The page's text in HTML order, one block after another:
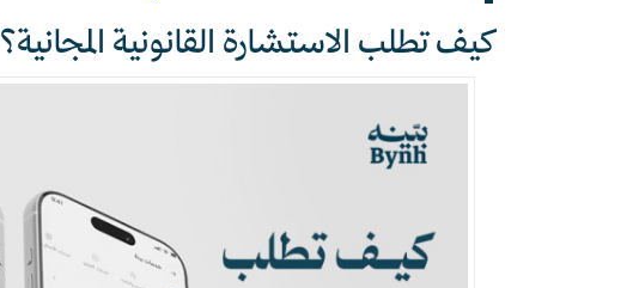
كيف تطلب الاستشارة القانونية المجانية؟